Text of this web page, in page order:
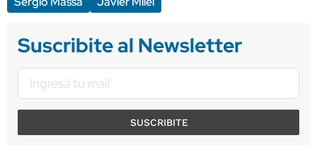
Suscribite al Newsletter
SUSCRIBITE